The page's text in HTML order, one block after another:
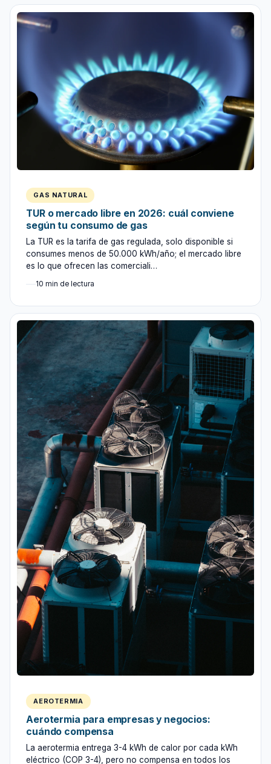
GAS NATURAL
TUR o mercado libre en 2026: cuál conviene
según tu consumo de gas
La TUR es la tarifa de gas regulada, solo disponible si
consumes menos de 50.000 kWh/año; el mercado libre
es lo que ofrecen las comerciali…
10 min de lectura
AEROTERMIA
Aerotermia para empresas y negocios:
cuándo compensa
La aerotermia entrega 3-4 kWh de calor por cada kWh
eléctrico (COP 3-4), pero no compensa en todos los